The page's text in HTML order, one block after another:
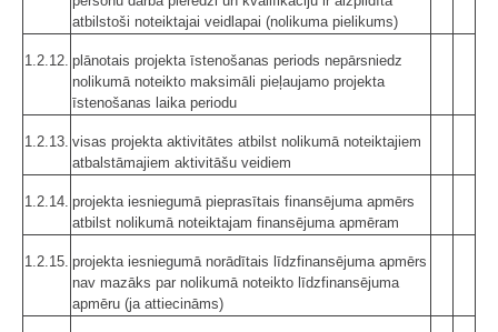
atbilstoši noteiktajai veidlapai (nolikuma pielikums)
1.2.12. plānotais projekta īstenošanas periods nepārsniedz
nolikumā noteikto maksimāli pieļaujamo projekta
īstenošanas laika periodu
1.2.13. visas projekta aktivitātes atbilst nolikumā noteiktajiem
atbalstāmajiem aktivitāšu veidiem
1.2.14. projekta iesniegumā pieprasītais finansējuma apmērs
atbilst nolikumā noteiktajam finansējuma apmēram
1.2.15. projekta iesniegumā norādītais līdzfinansējuma apmērs
nav mazāks par nolikumā noteikto līdzfinansējuma
apmēru (ja attiecināms)